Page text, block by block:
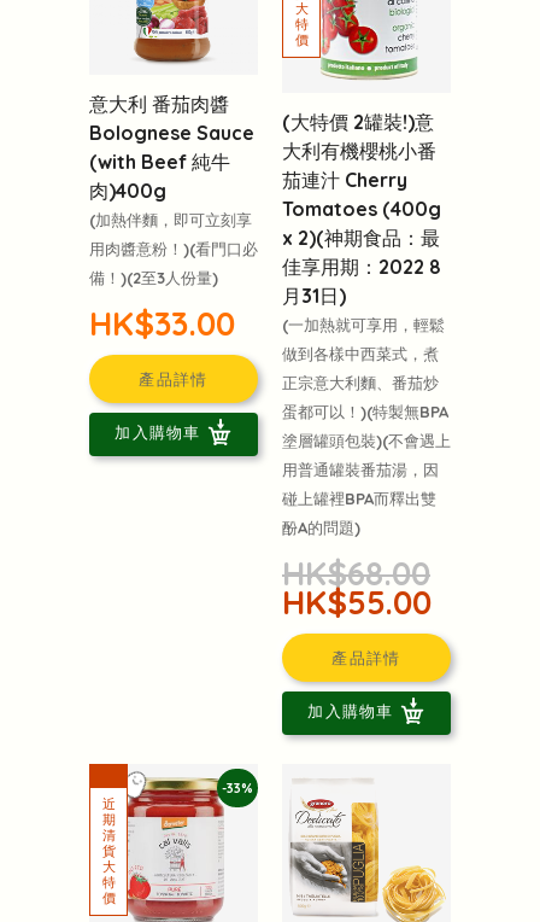
意大利 番茄肉醬
Bolognese Sauce
(with Beef 純牛
肉)400g
(加熱伴麵，即可立刻享
用肉醬意粉！)(看門口必
備！)(2至3人份量)
HK$33.00
產品詳情
加入購物車
(大特價 2罐裝!)意
大利有機櫻桃小番
茄連汁 Cherry
Tomatoes (400g
x 2)(神期食品：最
佳享用期：2022 8
月31日)
(一加熱就可享用，輕鬆
做到各樣中西菜式，煮
正宗意大利麵、番茄炒
蛋都可以！)(特製無BPA
塗層罐頭包裝)(不會遇上
用普通罐裝番茄湯，因
碰上罐裡BPA而釋出雙
酚A的問題)
HK$68.00
HK$55.00
產品詳情
加入購物車
-33%